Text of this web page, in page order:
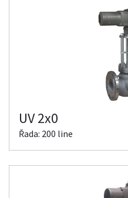
UV 2x0
Řada: 200 line